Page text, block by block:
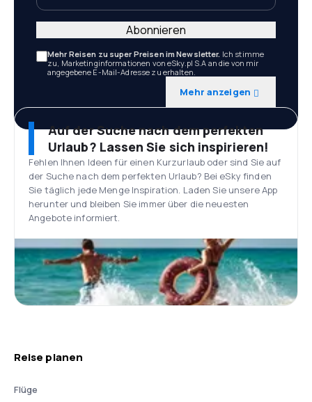
Mehr Reisen zu super Preisen im Newsletter. Ich stimme
zu, Marketinginformationen von eSky.pl S.A an die von mir
angegebene E-Mail-Adresse zu erhalten.
Mehr anzeigen
Abonnieren
Auf der Suche nach dem perfekten
Urlaub? Lassen Sie sich inspirieren!
Fehlen Ihnen Ideen für einen Kurzurlaub oder sind Sie auf
der Suche nach dem perfekten Urlaub? Bei eSky finden
Sie täglich jede Menge Inspiration. Laden Sie unsere App
herunter und bleiben Sie immer über die neuesten
Angebote informiert.
Reise planen
Flüge